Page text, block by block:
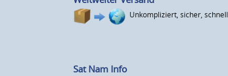
Unkompliziert, sicher, schnell
Sat Nam Info